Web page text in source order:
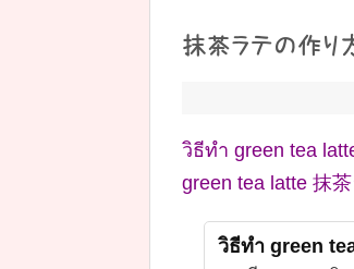
抹茶ラテの作り
วิธีทำ green tea
green tea latte 抹
วิธีทำ green